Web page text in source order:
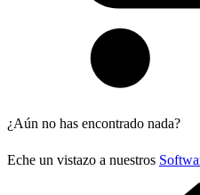
¿Aún no has encontrado nada?
Eche un vistazo a nuestros